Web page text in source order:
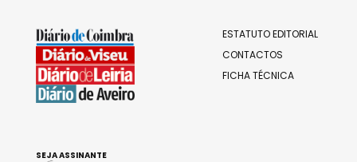
ESTATUTO EDITORIAL
CONTACTOS
FICHA TÉCNICA
SEJA ASSINANTE